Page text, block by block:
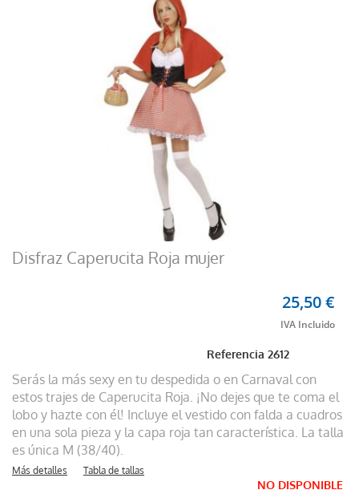
Disfraz Caperucita Roja mujer
Referencia2612
25,50 €
Serás la más sexy en tu despedida o en Carnaval con
estos trajes de Caperucita Roja. ¡No dejes que te coma el
lobo y hazte con él! Incluye el vestido con falda a cuadros
en una sola pieza y la capa roja tan característica. La talla
es única M (38/40).
Más detalles Tabla de tallas
NO DISPONIBLE